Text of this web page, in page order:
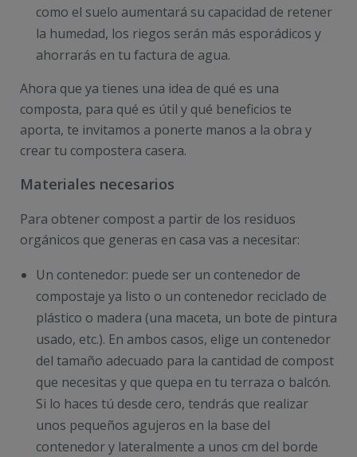
como el suelo aumentará su capacidad de retener
la humedad, los riegos serán más esporádicos y
ahorrarás en tu factura de agua.
Ahora que ya tienes una idea de qué es una
composta, para qué es útil y qué beneficios te
aporta, te invitamos a ponerte manos a la obra y
crear tu compostera casera.
Materiales necesarios
Para obtener compost a partir de los residuos
orgánicos que generas en casa vas a necesitar:
Un contenedor: puede ser un contenedor de
compostaje ya listo o un contenedor reciclado de
plástico o madera (una maceta, un bote de pintura
usado, etc.). En ambos casos, elige un contenedor
del tamaño adecuado para la cantidad de compost
que necesitas y que quepa en tu terraza o balcón.
Si lo haces tú desde cero, tendrás que realizar
unos pequeños agujeros en la base del
contenedor y lateralmente a unos cm del borde